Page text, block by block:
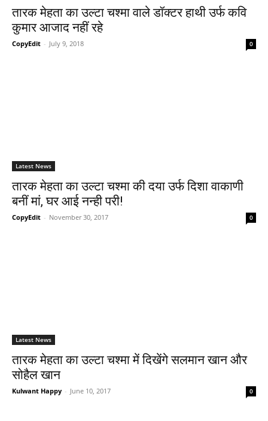
तारक मेहता का उल्टा चश्मा वाले डॉक्टर हाथी उर्फ कवि
कुमार आजाद नहीं रहे
CopyEdit - July 9, 2018 0
Latest News
तारक मेहता का उल्टा चश्मा की दया उर्फ दिशा वाकाणी
बनीं मां, घर आई नन्ही परी!
CopyEdit - November 30, 2017 0
Latest News
तारक मेहता का उल्‍टा चश्‍मा में दिखेंगे सलमान खान और
सोहैल खान
Kulwant Happy - June 10, 2017 0